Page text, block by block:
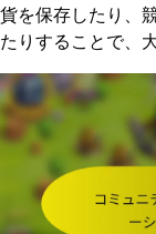
貨を保存したり、
たりすることで、